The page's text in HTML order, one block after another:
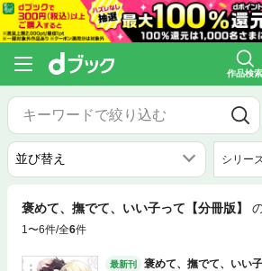
作品検索
シリー
褒めて、撫でて、いい子って【分冊版】
1〜6件/全6件
最新刊
褒めて、撫でて、いい